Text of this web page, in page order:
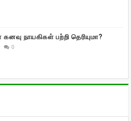
நாயகிகள் பற்றி தெரியுமா?
0